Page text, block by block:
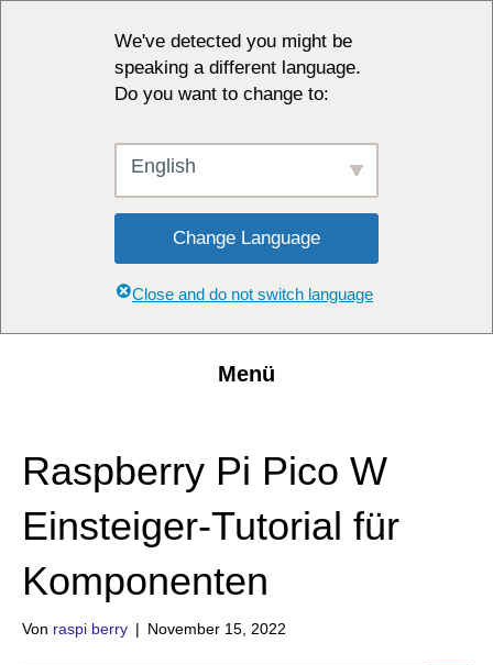
We've detected you might be
speaking a different language.
Do you want to change to:
English
Change Language
Close and do not switch language
Menü
Raspberry Pi Pico W
Einsteiger-Tutorial für
Komponenten
Von raspi berry | November 15, 2022